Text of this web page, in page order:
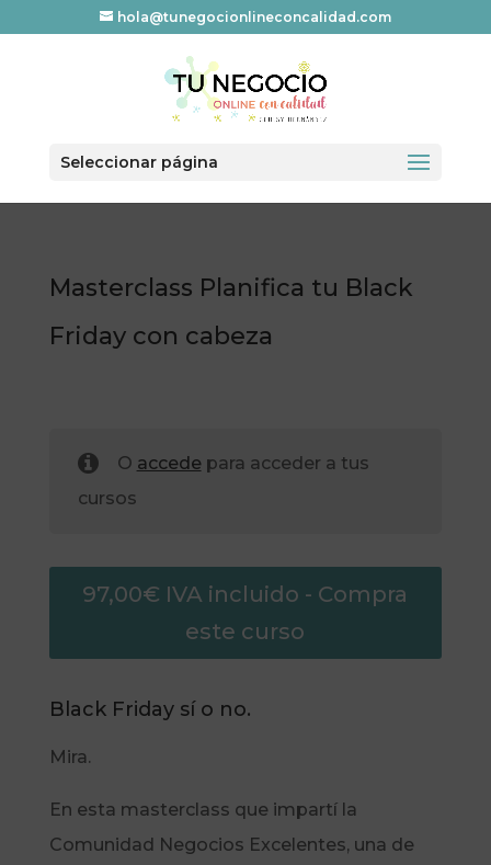
hola@tunegocionlineconcalidad.com
Seleccionar página
Masterclass Planifica tu Black
Friday con cabeza
O accedepara acceder a tus
cursos
97,00€ IVA incluido - Compra
este curso
Black Friday sí o no.
Mira.
En esta masterclass que impartí la
Comunidad Negocios Excelentes, una de